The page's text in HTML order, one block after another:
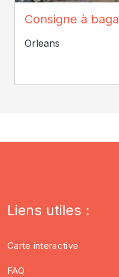
Consigne à
Orleans
Liens utiles :
Carte interactive
FAQ